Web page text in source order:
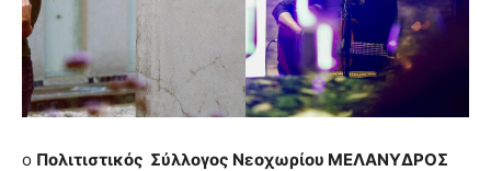
ο Πολιτιστικός Σύλλογος Νεοχωρίου ΜΕΛΑΝΥΔΡΟΣ